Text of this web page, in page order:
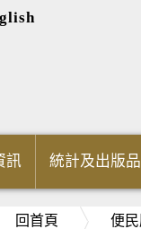
訊 統計及出版品
回首頁 便